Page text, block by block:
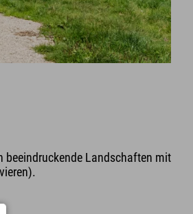
beeindruckende Landschaften mit